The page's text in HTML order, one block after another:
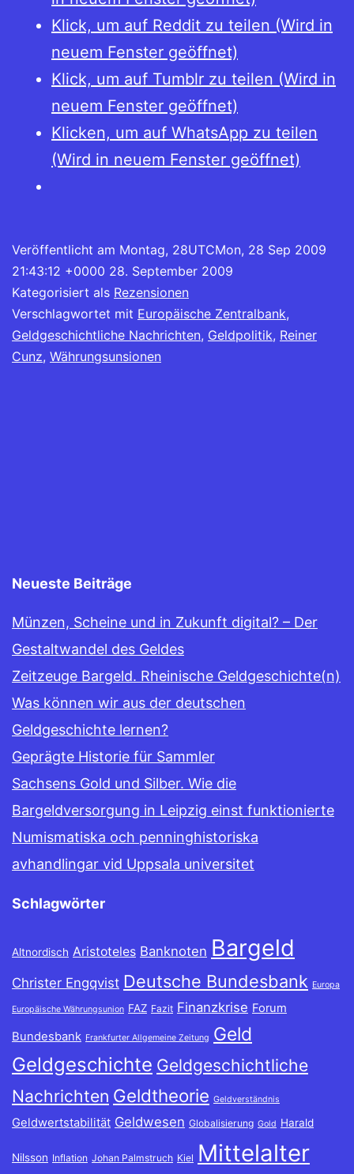
Klick, um auf Reddit zu teilen (Wird in
neuem Fenster geöffnet)
Klick, um auf Tumblr zu teilen (Wird in
neuem Fenster geöffnet)
Klicken, um auf WhatsApp zu teilen
(Wird in neuem Fenster geöffnet)
Veröffentlicht am Montag, 28UTCMon, 28 Sep 2009
21:43:12 +0000 28. September 2009
Kategorisiert als Rezensionen
Verschlagwortet mit Europäische Zentralbank,
Geldgeschichtliche Nachrichten, Geldpolitik, Reiner
Cunz, Währungsunsionen
Neueste Beiträge
Münzen, Scheine und in Zukunft digital? – Der
Gestaltwandel des Geldes
Zeitzeuge Bargeld. Rheinische Geldgeschichte(n)
Was können wir aus der deutschen
Geldgeschichte lernen?
Geprägte Historie für Sammler
Sachsens Gold und Silber. Wie die
Bargeldversorgung in Leipzig einst funktionierte
Numismatiska och penninghistoriska
avhandlingar vid Uppsala universitet
Schlagwörter
Altnordisch Aristoteles Banknoten Bargeld
Christer Engqvist Deutsche Bundesbank Europa
Europäische Währungsunion FAZ Fazit Finanzkrise Forum
Bundesbank Frankfurter Allgemeine Zeitung Geld
Geldgeschichte Geldgeschichtliche
Nachrichten Geldtheorie Geldverständnis
Geldwertstabilität Geldwesen Globalisierung Gold Harald
Nilsson Inflation Johan Palmstruch Kiel Mittelalter